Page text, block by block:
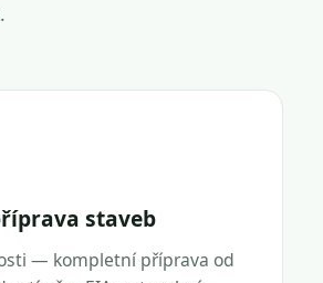
staveb
— kompletní příprava od